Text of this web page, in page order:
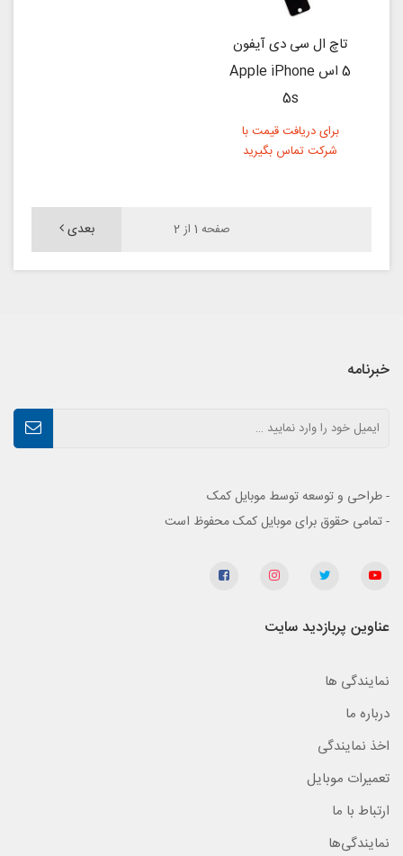
تاچ ال سی دی آیفون
5 اس Apple iPhone
5s
برای دریافت قیمت با
شرکت تماس بگیرید
صفحه 1 از 2 بعدی
خبرنامه
- طراحی و توسعه توسط موبایل کمک
- تمامی حقوق برای موبایل کمک محفوظ است
عناوین پربازدید سایت
نمایندگی ها
درباره ما
اخذ نمایندگی
تعمیرات موبایل
ارتباط با ما
نمایندگی‌ها